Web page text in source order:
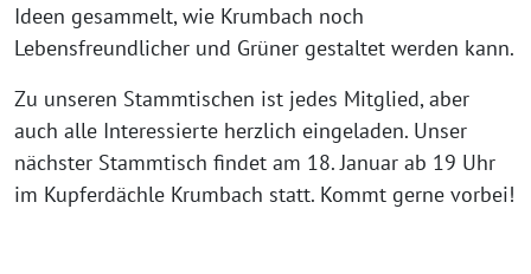
Ideen gesammelt, wie Krumbach noch
Lebensfreundlicher und Grüner gestaltet werden kann.
Zu unseren Stammtischen ist jedes Mitglied, aber
auch alle Interessierte herzlich eingeladen. Unser
nächster Stammtisch findet am 18. Januar ab 19 Uhr
im Kupferdächle Krumbach statt. Kommt gerne vorbei!